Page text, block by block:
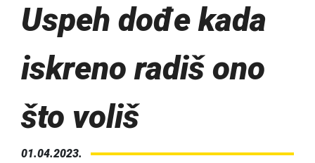
Uspeh dođe kada
iskreno radiš ono
što voliš
01.04.2023.